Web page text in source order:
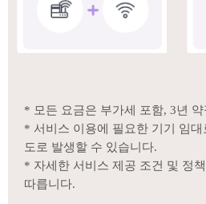
* 모든 요금은 부가세 포함, 3년
* 서비스 이용에 필요한 기기 임
도로 발생할 수 있습니다.
* 자세한 서비스 제공 조건 및 정
따릅니다.